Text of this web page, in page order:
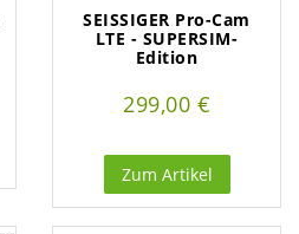
SEISSIGER Pro-Cam
LTE - SUPERSIM-
Edition
299,00 €
Zum Artikel